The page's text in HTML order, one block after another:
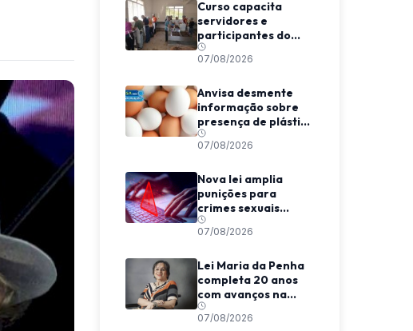
Curso capacita
servidores e
participantes do
Bolsa Trabalho em
planejamento de
07/08/2026
Anvisa desmente
informação sobre
presença de plástico
ou petróleo em ovos
07/08/2026
Nova lei amplia
punições para
crimes sexuais
online contra
crianças e
07/08/2026
Lei Maria da Penha
completa 20 anos
com avanços na
proteção e desafios
na aplicação
07/08/2026